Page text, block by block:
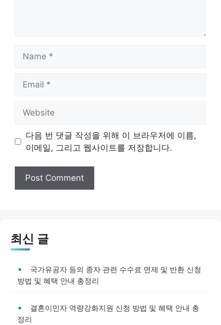
다음 번 댓글 작성을 위해 이 브라우저에 이름,
이메일, 그리고 웹사이트를 저장합니다.
최신 글
국가유공자 등의 종자 관련 수수료 면제 및 반환 신청
방법 및 혜택 안내 총정리
결혼이민자 역량강화지원 신청 방법 및 혜택 안내 총
정리